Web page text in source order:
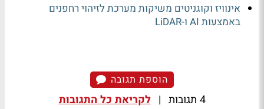
אינוויז וקוגניטים משיקות מערכת לזיהוי רחפנים
באמצעות AI ו-LiDAR
הוספת תגובה
4 תגובות | לקריאת כל התגובות